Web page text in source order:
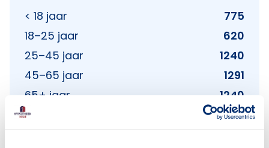
< 18 jaar
775
18–25 jaar
620
25–45 jaar
1240
45–65 jaar
1291
65+ jaar
1240
Bron: CBS